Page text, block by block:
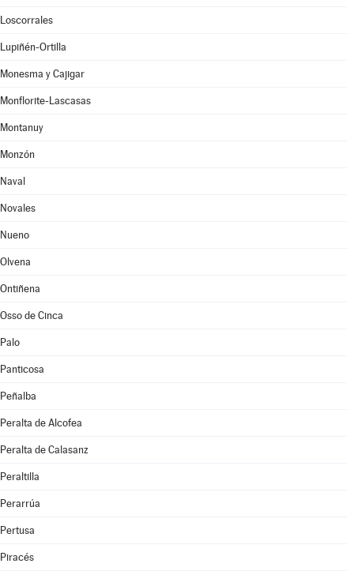
Loscorrales
Lupiñén-Ortilla
Monesma y Cajigar
Monflorite-Lascasas
Montanuy
Monzón
Naval
Novales
Nueno
Olvena
Ontiñena
Osso de Cinca
Palo
Panticosa
Peñalba
Peralta de Alcofea
Peralta de Calasanz
Peraltilla
Perarrúa
Pertusa
Piracés